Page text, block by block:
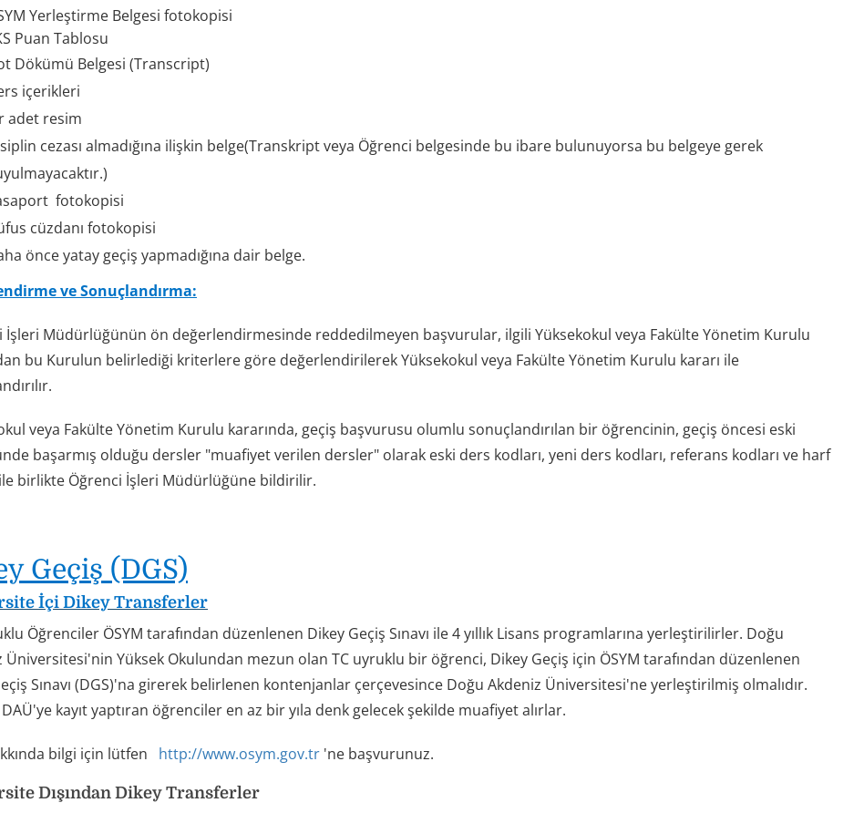
Yerleştirme Belgesi fotokopisi
Puan Tablosu
Dökümü Belgesi (Transcript)
içerikleri
adet resim
cezası almadığına ilişkin belge(Transkript veya Öğrenci belgesinde bu ibare bulunuyorsa bu belgeye gerek
fotokopisi
cüzdanı fotokopisi
önce yatay geçiş yapmadığına dair belge.
ve Sonuçlandırma:
İşleri Müdürlüğünün ön değerlendirmesinde reddedilmeyen başvurular, ilgili Yüksekokul veya Fakülte Yönetim Kurulu
bu Kurulun belirlediği kriterlere göre değerlendirilerek Yüksekokul veya Fakülte Yönetim Kurulu kararı ile
veya Fakülte Yönetim Kurulu kararında, geçiş başvurusu olumlu sonuçlandırılan bir öğrencinin, geçiş öncesi eski
başarmış olduğu dersler "muafiyet verilen dersler" olarak eski ders kodları, yeni ders kodları, referans kodları ve harf
birlikte Öğrenci İşleri Müdürlüğüne bildirilir.
Geçiş (DGS)
İçi Dikey Transferler
Öğrenciler ÖSYM tarafından düzenlenen Dikey Geçiş Sınavı ile 4 yıllık Lisans programlarına yerleştirilirler. Doğu
Üniversitesi'nin Yüksek Okulundan mezun olan TC uyruklu bir öğrenci, Dikey Geçiş için ÖSYM tarafından düzenlenen
Sınavı (DGS)'na girerek belirlenen kontenjanlar çerçevesince Doğu Akdeniz Üniversitesi'ne yerleştirilmiş olmalıdır.
DAÜ'ye kayıt yaptıran öğrenciler en az bir yıla denk gelecek şekilde muafiyet alırlar.
bilgi için lütfen http://www.osym.gov.tr 'ne başvurunuz.
Dışından Dikey Transferler